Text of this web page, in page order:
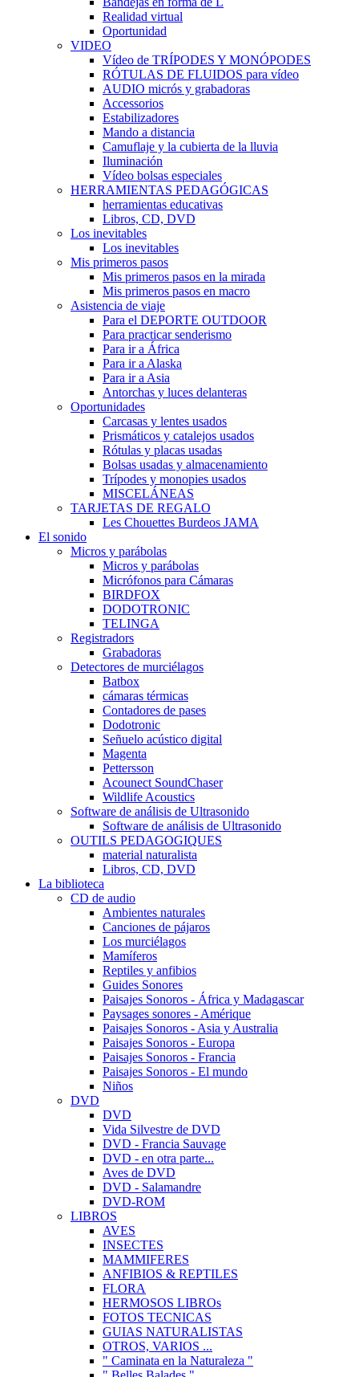
Realidad virtual
Oportunidad
VIDEO
Vídeo de TRÍPODES Y MONÓPODES
RÓTULAS DE FLUIDOS para vídeo
AUDIO micrós y grabadoras
Accessorios
Estabilizadores
Mando a distancia
Camuflaje y la cubierta de la lluvia
Iluminación
Vídeo bolsas especiales
HERRAMIENTAS PEDAGÓGICAS
herramientas educativas
Libros, CD, DVD
Los inevitables
Los inevitables
Mis primeros pasos
Mis primeros pasos en la mirada
Mis primeros pasos en macro
Asistencia de viaje
Para el DEPORTE OUTDOOR
Para practicar senderismo
Para ir a África
Para ir a Alaska
Para ir a Asia
Antorchas y luces delanteras
Oportunidades
Carcasas y lentes usados
Prismáticos y catalejos usados
Rótulas y placas usadas
Bolsas usadas y almacenamiento
Trípodes y monopies usados
MISCELÁNEAS
TARJETAS DE REGALO
Les Chouettes Burdeos JAMA
El sonido
Micros y parábolas
Micros y parábolas
Micrófonos para Cámaras
BIRDFOX
DODOTRONIC
TELINGA
Registradors
Grabadoras
Detectores de murciélagos
Batbox
cámaras térmicas
Contadores de pases
Dodotronic
Señuelo acústico digital
Magenta
Pettersson
Acounect SoundChaser
Wildlife Acoustics
Software de análisis de Ultrasonido
Software de análisis de Ultrasonido
OUTILS PEDAGOGIQUES
material naturalista
Libros, CD, DVD
La biblioteca
CD de audio
Ambientes naturales
Canciones de pájaros
Los murciélagos
Mamíferos
Reptiles y anfibios
Guides Sonores
Paisajes Sonoros - África y Madagascar
Paysages sonores - Amérique
Paisajes Sonoros - Asia y Australia
Paisajes Sonoros - Europa
Paisajes Sonoros - Francia
Paisajes Sonoros - El mundo
Niños
DVD
DVD
Vida Silvestre de DVD
DVD - Francia Sauvage
DVD - en otra parte...
Aves de DVD
DVD - Salamandre
DVD-ROM
LIBROS
AVES
INSECTES
MAMMIFERES
ANFIBIOS & REPTILES
FLORA
HERMOSOS LIBROs
FOTOS TECNICAS
GUIAS NATURALISTAS
OTROS, VARIOS ...
" Caminata en la Naturaleza "